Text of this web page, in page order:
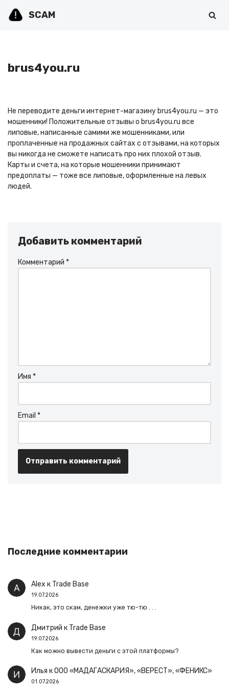
SCAM
brus4you.ru
Не переводите деньги интернет-магазину brus4you.ru — это
мошенники! Положительные отзывы о brus4you.ru все
липовые, написанные самими же мошенниками, или
проплаченные на продажных сайтах с отзывами, на которых
вы никогда не сможете написать про них плохой отзыв.
Карты и счета, на которые мошенники принимают
предоплаты — тоже все липовые, оформленные на левых
людей.
Добавить комментарий
Комментарий *
Имя *
Email *
Последние комментарии
Alex к Trade Base
19.07.2026
Никак, это скам, денежки уже тю-тю . . .
Дмитрий к Trade Base
19.07.2026
Как можно вывести деньги с этой платформы?
Илья кООО «МАДАГАСКАРИЯ», «ВЕРЕСТ», «ФЕНИКС»
01.07.2026